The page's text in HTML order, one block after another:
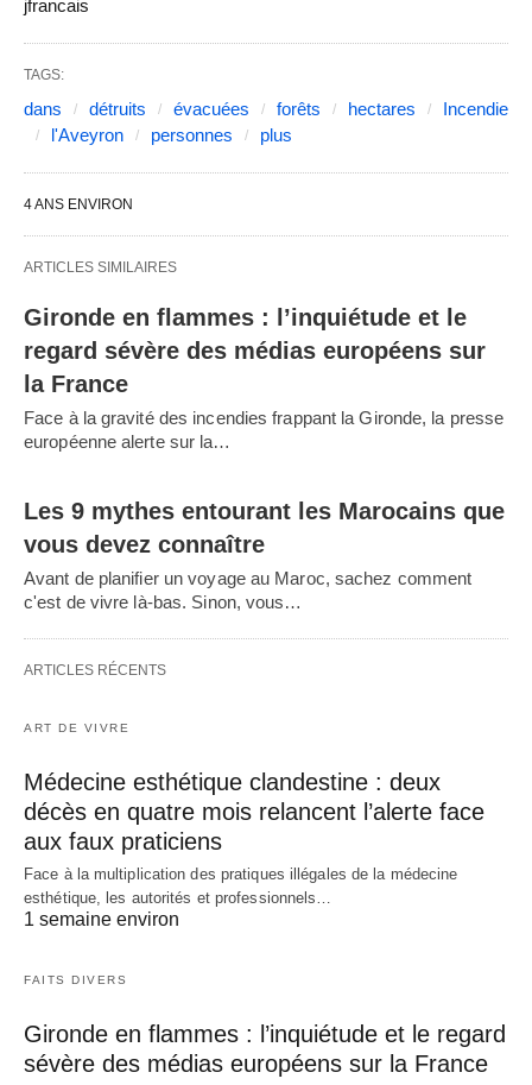
jfrancais
TAGS:
dans détruits évacuées forêts hectares
Incendie
l'Aveyron
personnes plus
4 ANS ENVIRON
ARTICLES SIMILAIRES
Gironde en flammes : l’inquiétude et le
regard sévère des médias européens sur
la France
Face à la gravité des incendies frappant la Gironde, la presse
européenne alerte sur la…
Les 9 mythes entourant les Marocains que
vous devez connaître
Avant de planifier un voyage au Maroc, sachez comment
c'est de vivre là-bas. Sinon, vous…
ARTICLES RÉCENTS
ART DE VIVRE
Médecine esthétique clandestine : deux
décès en quatre mois relancent l’alerte face
aux faux praticiens
Face à la multiplication des pratiques illégales de la médecine
esthétique, les autorités et professionnels…
1 semaine environ
FAITS DIVERS
Gironde en flammes : l’inquiétude et le regard
sévère des médias européens sur la France